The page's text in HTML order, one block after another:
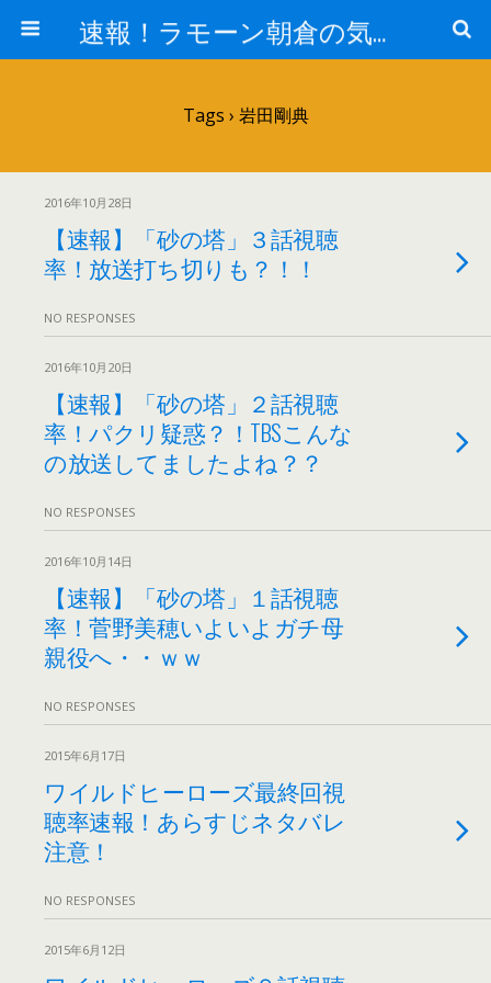
速報！ラモーン朝倉の気になるトレンド！
Tags › 岩田剛典
2016年10月28日
【速報】「砂の塔」３話視聴
率！放送打ち切りも？！！
NO RESPONSES
2016年10月20日
【速報】「砂の塔」２話視聴
率！パクリ疑惑？！TBSこんな
の放送してましたよね？？
NO RESPONSES
2016年10月14日
【速報】「砂の塔」１話視聴
率！菅野美穂いよいよガチ母
親役へ・・ｗｗ
NO RESPONSES
2015年6月17日
ワイルドヒーローズ最終回視
聴率速報！あらすじネタバレ
注意！
NO RESPONSES
2015年6月12日